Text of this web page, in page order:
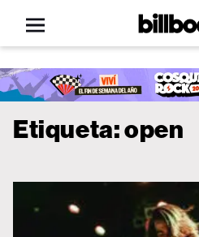
Open
menu
Billboard
Etiqueta:open